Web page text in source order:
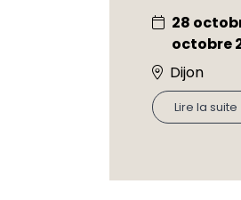
28
octobre
Dijon
Lire la suite